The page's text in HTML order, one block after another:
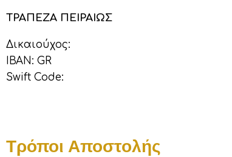
ΤΡΑΠΕΖΑ ΠΕΙΡΑΙΩΣ
Δικαιούχος:
IBAN: GR
Swift Code:
Τρόποι Αποστολής